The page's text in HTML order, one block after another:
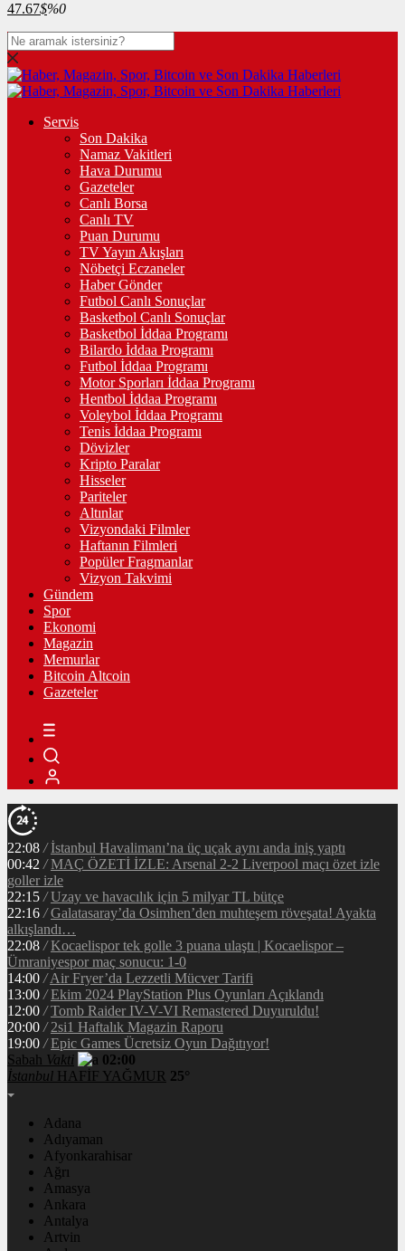
47.67$%0
Servis
Son Dakika
Namaz Vakitleri
Hava Durumu
Gazeteler
Canlı Borsa
Canlı TV
Puan Durumu
TV Yayın Akışları
Nöbetçi Eczaneler
Haber Gönder
Futbol Canlı Sonuçlar
Basketbol Canlı Sonuçlar
Basketbol İddaa Programı
Bilardo İddaa Programı
Futbol İddaa Programı
Motor Sporları İddaa Programı
Hentbol İddaa Programı
Voleybol İddaa Programı
Tenis İddaa Programı
Dövizler
Kripto Paralar
Hisseler
Pariteler
Altınlar
Vizyondaki Filmler
Haftanın Filmleri
Popüler Fragmanlar
Vizyon Takvimi
Gündem
Spor
Ekonomi
Magazin
Memurlar
Bitcoin Altcoin
Gazeteler
22:08 / İstanbul Havalimanı’na üç uçak aynı anda iniş yaptı
00:42 / MAÇ ÖZETİ İZLE: Arsenal 2-2 Liverpool maçı özet izle
goller izle
22:15 / Uzay ve havacılık için 5 milyar TL bütçe
22:16 / Galatasaray’da Osimhen’den muhteşem röveşata! Ayakta
alkışlandı…
22:08 / Kocaelispor tek golle 3 puana ulaştı | Kocaelispor –
Ümraniyespor maç sonucu: 1-0
14:00 / Air Fryer’da Lezzetli Mücver Tarifi
13:00 / Ekim 2024 PlayStation Plus Oyunları Açıklandı
12:00 / Tomb Raider IV-V-VI Remastered Duyuruldu!
20:00 / 2si1 Haftalık Magazin Raporu
19:00 / Epic Games Ücretsiz Oyun Dağıtıyor!
Sabah Vakti
02:00
İstanbul HAFİF YAĞMUR 25°
Adana
Adıyaman
Afyonkarahisar
Ağrı
Amasya
Ankara
Antalya
Artvin